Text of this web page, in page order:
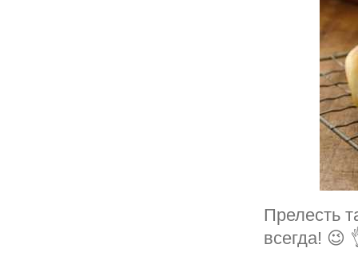
Прелесть
всегда! 😉